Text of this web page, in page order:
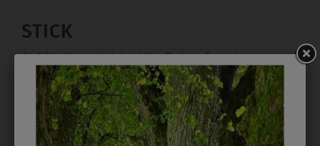
STICK
Ab 1 Stück möglich in vielen Farben. 5mm ist
Mindesthöhe bei einem Schriftzug. Für Logos und
Namen optimal. Waschbar bis zu 95°C.
EMBLEM